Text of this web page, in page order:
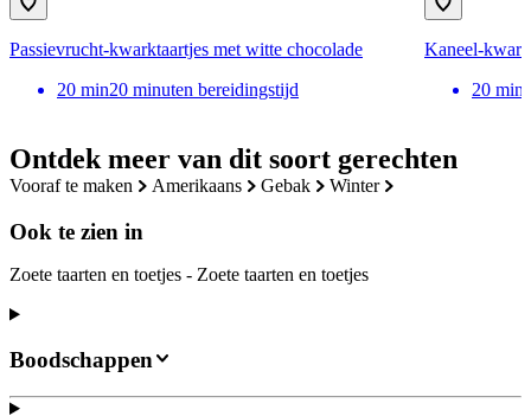
Ontdek meer van dit soort gerechten
vooraf te maken amerikaans gebak winter
Ook te zien in
Zoete taarten en toetjes - Zoete taarten en toetjes
Passievrucht-kwarktaartjes met witte chocolade
20 min20 minuten bereidingstijd
Kaneel-
20 min
Boodschappen